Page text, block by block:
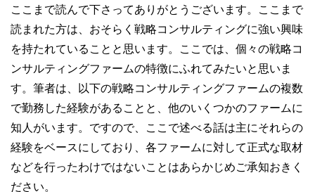
ここまで読んで下さってありがとうございます。ここまで
読まれた方は、おそらく戦略コンサルティングに強い興味
を持たれていることと思います。ここでは、個々の戦略コ
ンサルティングファームの特徴にふれてみたいと思いま
す。筆者は、以下の戦略コンサルティングファームの複数
で勤務した経験があることと、他のいくつかのファームに
知人がいます。ですので、ここで述べる話は主にそれらの
経験をベースにしており、各ファームに対して正式な取材
などを行ったわけではないことはあらかじめご承知おきく
ださい。